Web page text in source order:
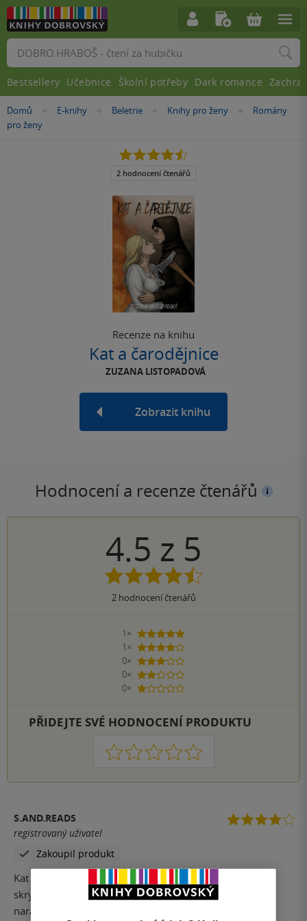
Nacházíte
se
Domů »
E-knihy »
Beletrie »
Knihy pro ženy »
Romány
pro ženy
Recenze na knihu
Kat a čarodějnice
ZUZANA LISTOPADOVÁ
Zobrazit knihu
4.5
z
5
2 hodnocení čtenářů
Hodnocení a recenze čtenářů
4.5 z 5
2hodnocení čtenářů
1×
5 hvězdiček
1×
4 hvězdičky
0×
3 hvězdičky
0×
2 hvězdičky
0×
1 hvezdička
PŘIDEJTE SVÉ HODNOCENÍ PRODUKTU
1 2 3 4 5
S.AND.READS
registrovaný uživatel
Zakoupil produkt
Kat a čarodějnice od Zuzany Listopadové je příběhem
skryté touhy a zakázané lásky. Na tuhle e-knížku jsem
narazila náhodou – zaujala mě obálkou i samotnou
Vyhledávání
Bestsellery Učebnice Školní potřeby Dark romance